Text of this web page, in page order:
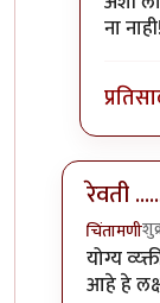
ना
रेवती
चिंतामणी
In
योग्य
आहे हे